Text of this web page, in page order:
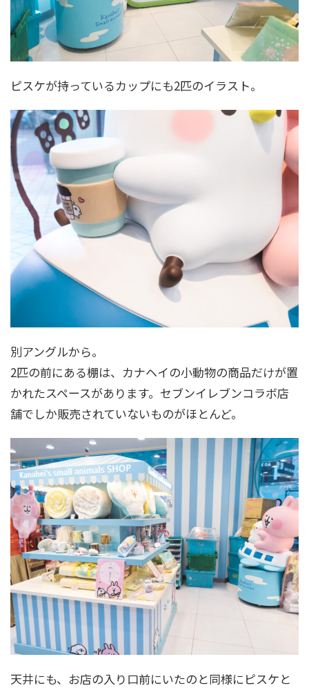
ピスケが持っているカップにも2匹のイラスト。
別アングルから。
2匹の前にある棚は、カナヘイの小動物の商品だけが置
かれたスペースがあります。セブンイレブンコラボ店
舗でしか販売されていないものがほとんど。
天井にも、お店の入り口前にいたのと同様にピスケと